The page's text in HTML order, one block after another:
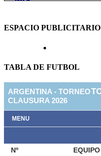
ESPACIO PUBLICITARIO
TABLA DE FUTBOL